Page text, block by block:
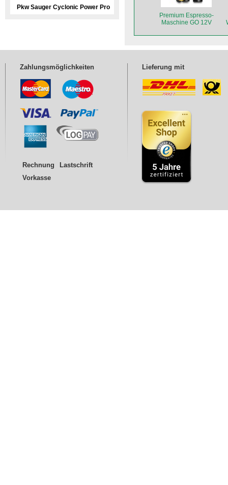
Pkw Sauger Cyclonic Power Pro
Premium Espresso-
Maschine GO 12V
Zahlungsmöglichkeiten
Rechnung
Lastschrift
Vorkasse
Lieferung mit